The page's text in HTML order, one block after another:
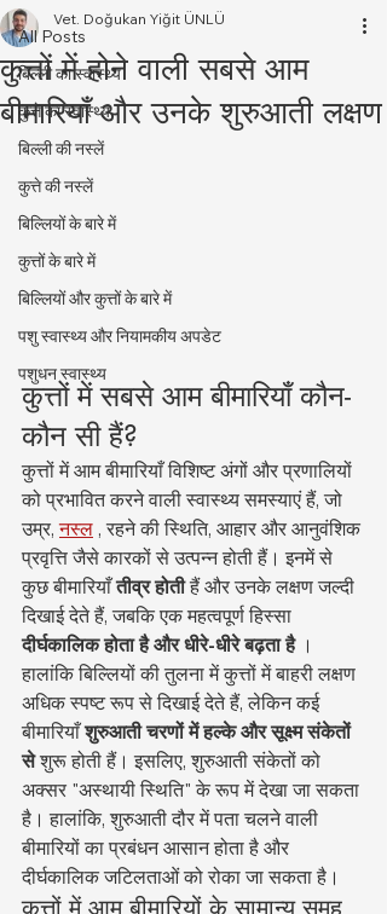
All Posts
बिल्ली का स्वास्थ्य
कुत्ते का स्वास्थ्य
बिल्ली की नस्लें
कुत्ते की नस्लें
बिल्लियों के बारे में
कुत्तों के बारे में
बिल्लियों और कुत्तों के बारे में
पशु स्वास्थ्य और नियामकीय अपडेट
पशुधन स्वास्थ्य
कुत्तों में होने वाली सबसे आम
बीमारियाँ और उनके शुरुआती लक्षण
Vet. Doğukan Yiğit ÜNLÜ
कुत्तों में सबसे आम बीमारियाँ कौन-
कौन सी हैं?
कुत्तों में आम बीमारियाँ विशिष्ट अंगों और प्रणालियों
को प्रभावित करने वाली स्वास्थ्य समस्याएं हैं, जो
उम्र, नस्ल , रहने की स्थिति, आहार और आनुवंशिक
प्रवृत्ति जैसे कारकों से उत्पन्न होती हैं। इनमें से
कुछ बीमारियाँ तीव्र होती हैं और उनके लक्षण जल्दी
दिखाई देते हैं, जबकि एक महत्वपूर्ण हिस्सा
दीर्घकालिक होता है और धीरे-धीरे बढ़ता है ।
हालांकि बिल्लियों की तुलना में कुत्तों में बाहरी लक्षण
अधिक स्पष्ट रूप से दिखाई देते हैं, लेकिन कई
बीमारियाँ शुरुआती चरणों में हल्के और सूक्ष्म संकेतों
से शुरू होती हैं। इसलिए, शुरुआती संकेतों को
अक्सर "अस्थायी स्थिति" के रूप में देखा जा सकता
है। हालांकि, शुरुआती दौर में पता चलने वाली
बीमारियों का प्रबंधन आसान होता है और
दीर्घकालिक जटिलताओं को रोका जा सकता है।